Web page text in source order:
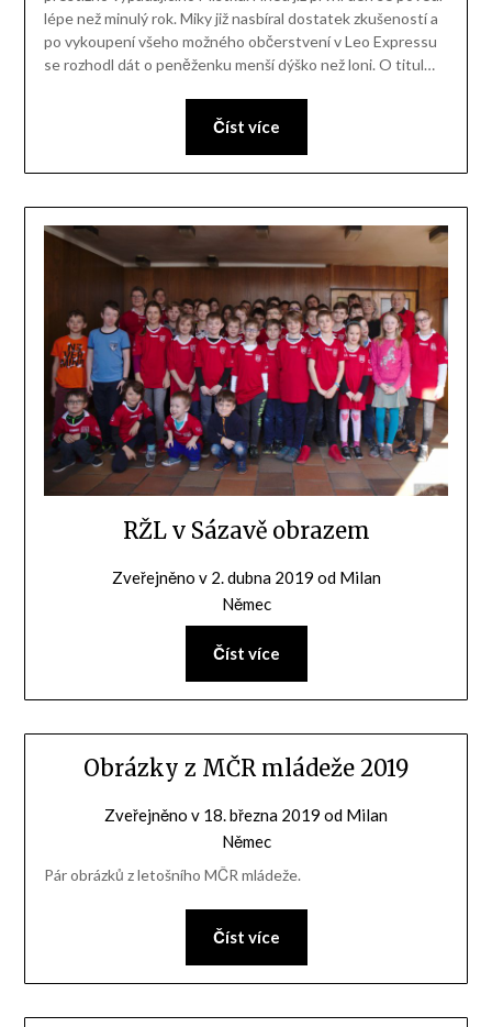
lépe než minulý rok. Miky již nasbíral dostatek zkušeností a
po vykoupení všeho možného občerstvení v Leo Expressu
se rozhodl dát o peněženku menší dýško než loni. O titul…
Číst více
RŽL v Sázavě obrazem
Zveřejněno v 2. dubna 2019 od Milan
Němec
Číst více
Obrázky z MČR mládeže 2019
Zveřejněno v 18. března 2019 od Milan
Němec
Pár obrázků z letošního MČR mládeže.
Číst více